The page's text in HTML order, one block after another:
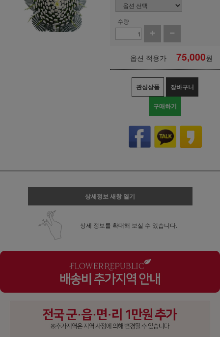
수량
옵션 적용가 75,000원
관심상품 장바구니
구매하기
상세정보 새창 열기
상세 정보를 확대해 보실 수 있습니다.